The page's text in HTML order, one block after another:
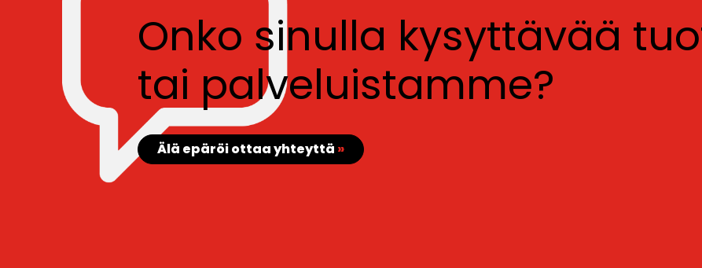
Onko sinulla kysyttävää
tai palveluistamme?
Älä epäröi ottaa yhteyttä »